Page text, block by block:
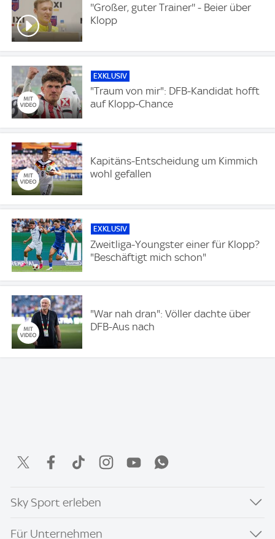
''Großer, guter Trainer'' - Beier über
Klopp
EXKLUSIV
"Traum von mir": DFB-Kandidat hofft
auf Klopp-Chance
Kapitäns-Entscheidung um Kimmich
wohl gefallen
EXKLUSIV
Zweitliga-Youngster einer für Klopp?
"Beschäftigt mich schon"
"War nah dran": Völler dachte über
DFB-Aus nach
Sky Sport erleben
Für Unternehmen